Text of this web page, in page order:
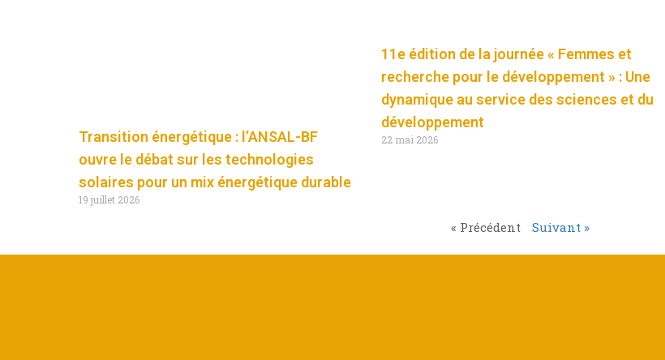
Transition énergétique : l’ANSAL-BF
ouvre le débat sur les technologies
solaires pour un mix énergétique durable
19 juillet 2026
11e édition de la journée « Femmes et
recherche pour le développement » : Une
dynamique au service des sciences et du
développement
22 mai 2026
« Précédent Suivant »